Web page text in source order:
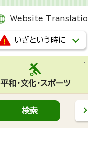
Website
いざという時に
平和・文化・スポーツ